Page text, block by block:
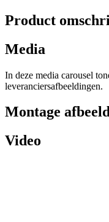
Product
Media
In deze media carousel
leveranciersafbeeldingen.
Montage
Video